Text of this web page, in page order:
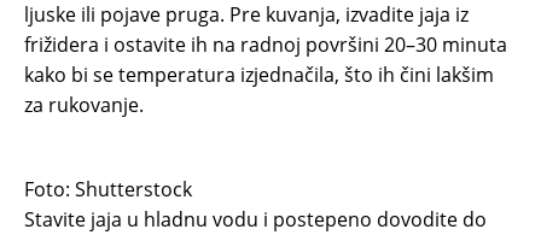
ljuske ili pojave pruga. Pre kuvanja, izvadite jaja iz
frižidera i ostavite ih na radnoj površini 20–30 minuta
kako bi se temperatura izjednačila, što ih čini lakšim
za rukovanje.
Foto: Shutterstock
Stavite jaja u hladnu vodu i postepeno dovodite do